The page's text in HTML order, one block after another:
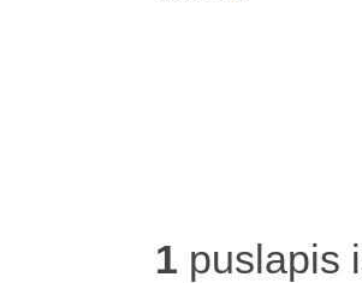
1 puslapis